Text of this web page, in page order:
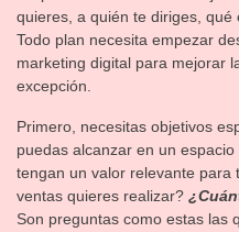
quieres, a quién te diriges, qué
Todo plan necesita empezar
marketing digital para mejorar
excepción.
Primero, necesitas objetivos
puedas alcanzar en un
tengan un valor relevante
ventas quieres realizar?
Son preguntas como estas las